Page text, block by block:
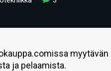
ja pelaamista.